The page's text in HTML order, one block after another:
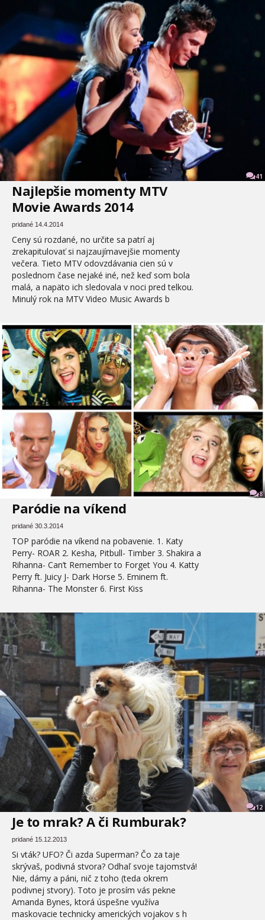
41
Najlepšie momenty MTV
Movie Awards 2014
pridané 14.4.2014
Ceny sú rozdané, no určite sa patrí aj
zrekapitulovať si najzaujímavejšie momenty
večera. Tieto MTV odovzdávania cien sú v
poslednom čase nejaké iné, než keď som bola
malá, a napäto ich sledovala v noci pred telkou.
Minulý rok na MTV Video Music Awards b
8
Paródie na víkend
pridané 30.3.2014
TOP paródie na víkend na pobavenie. 1. Katy
Perry- ROAR 2. Kesha, Pitbull- Timber 3. Shakira a
Rihanna- Can’t Remember to Forget You 4. Katty
Perry ft. Juicy J- Dark Horse 5. Eminem ft.
Rihanna- The Monster 6. First Kiss
12
Je to mrak? A či Rumburak?
pridané 15.12.2013
Si vták? UFO? Či azda Superman? Čo za taje
skrývaš, podivná stvora? Odhaľ svoje tajomstvá!
Nie, dámy a páni, nič z toho (teda okrem
podivnej stvory). Toto je prosím vás pekne
Amanda Bynes, ktorá úspešne využíva
maskovacie technicky amerických vojakov s h